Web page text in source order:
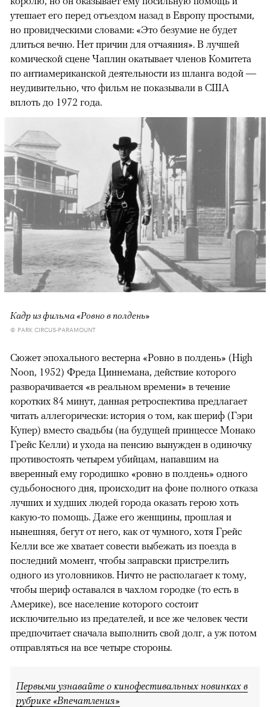
утешает его перед отъездом назад в Европу простыми,
но провидческими словами: «Это безумие не будет
длиться вечно. Нет причин для отчаяния». В лучшей
комической сцене Чаплин окатывает членов Комитета
по антиамериканской деятельности из шланга водой —
неудивительно, что фильм не показывали в США
вплоть до 1972 года.
Кадр из фильма «Ровно в полдень»
© PARK CIRCUS-PARAMOUNT
Сюжет эпохального вестерна «Ровно в полдень» (High
Noon, 1952) Фреда Циннемана, действие которого
разворачивается «в реальном времени» в течение
коротких 84 минут, данная ретроспектива предлагает
читать аллегорически: история о том, как шериф (Гэри
Купер) вместо свадьбы (на будущей принцессе Монако
Грейс Келли) и ухода на пенсию вынужден в одиночку
противостоять четырем убийцам, напавшим на
вверенный ему городишко «ровно в полдень» одного
судьбоносного дня, происходит на фоне полного отказа
лучших и худших людей города оказать герою хоть
какую-то помощь. Даже его женщины, прошлая и
нынешняя, бегут от него, как от чумного, хотя Грейс
Келли все же хватает совести выбежать из поезда в
последний момент, чтобы заправски пристрелить
одного из уголовников. Ничто не располагает к тому,
чтобы шериф оставался в чахлом городке (то есть в
Америке), все население которого состоит
исключительно из предателей, и все же человек чести
предпочитает сначала выполнить свой долг, а уж потом
отправляться на все четыре стороны.
Первыми узнавайте о кинофестивальных новинках в
рубрике «Впечатления»